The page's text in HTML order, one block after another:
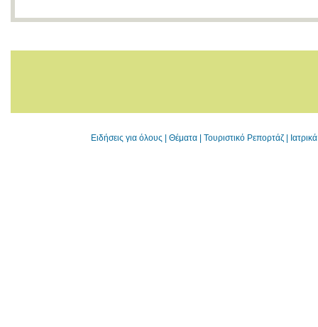
Ειδήσεις για όλους |Θέματα |Τουριστικό Ρεπορτάζ